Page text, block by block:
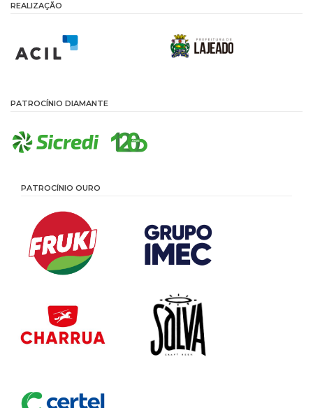
REALIZAÇÃO
PATROCÍNIO DIAMANTE
PATROCÍNIO OURO